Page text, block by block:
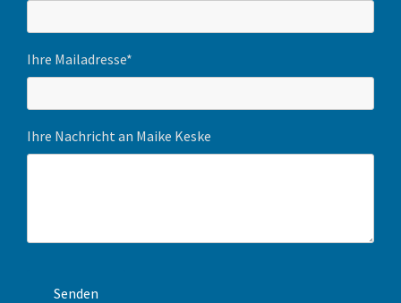
Ihre Mailadresse*
Ihre Nachricht an Maike Keske